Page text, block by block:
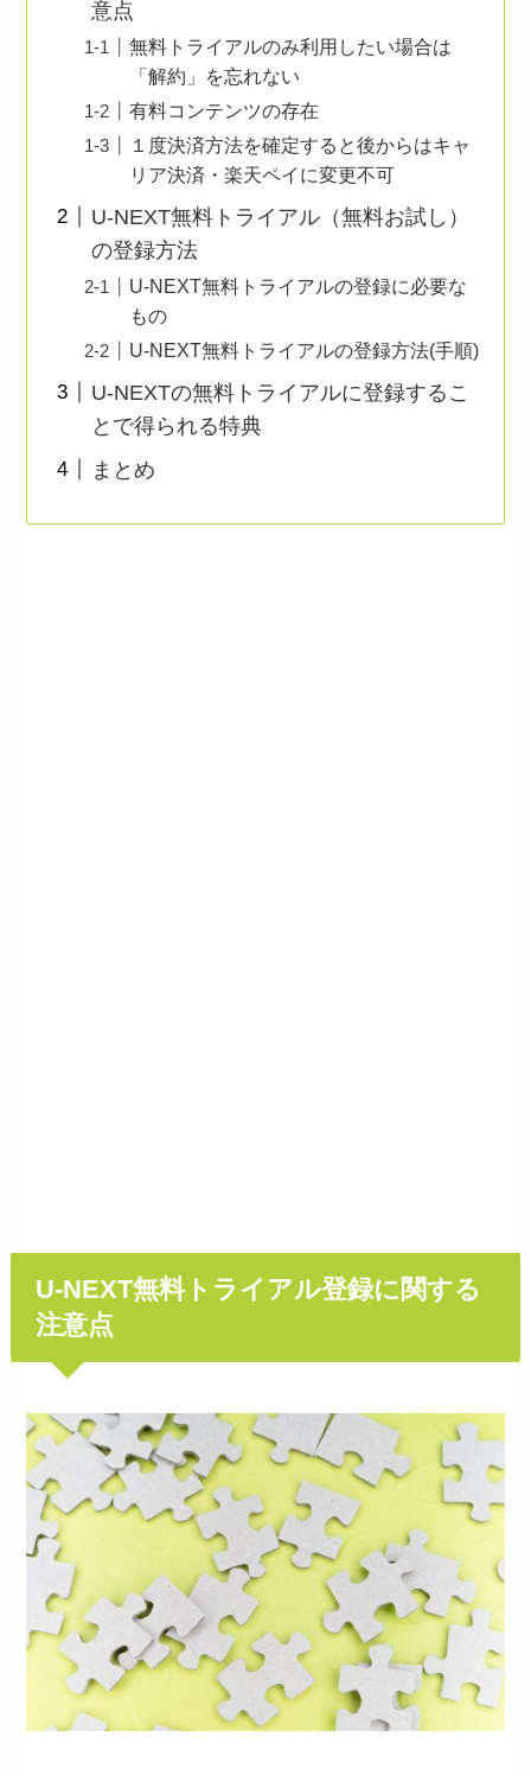
意点
無料トライアルのみ利用したい場合は
「解約」を忘れない
有料コンテンツの存在
１度決済方法を確定すると後からはキャ
リア決済・楽天ペイに変更不可
U-NEXT無料トライアル（無料お試し）
の登録方法
U-NEXT無料トライアルの登録に必要な
もの
U-NEXT無料トライアルの登録方法(手順)
U-NEXTの無料トライアルに登録するこ
とで得られる特典
まとめ
U-NEXT無料トライアル登録に関する
注意点